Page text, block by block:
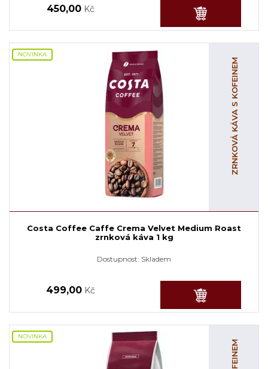
450,00 Kč
NOVINKA
ZRNKOVÁ KÁVA S KOFEINEM
Costa Coffee Caffe Crema Velvet Medium Roast
zrnková káva 1 kg
Dostupnost: Skladem
499,00 Kč
NOVINKA